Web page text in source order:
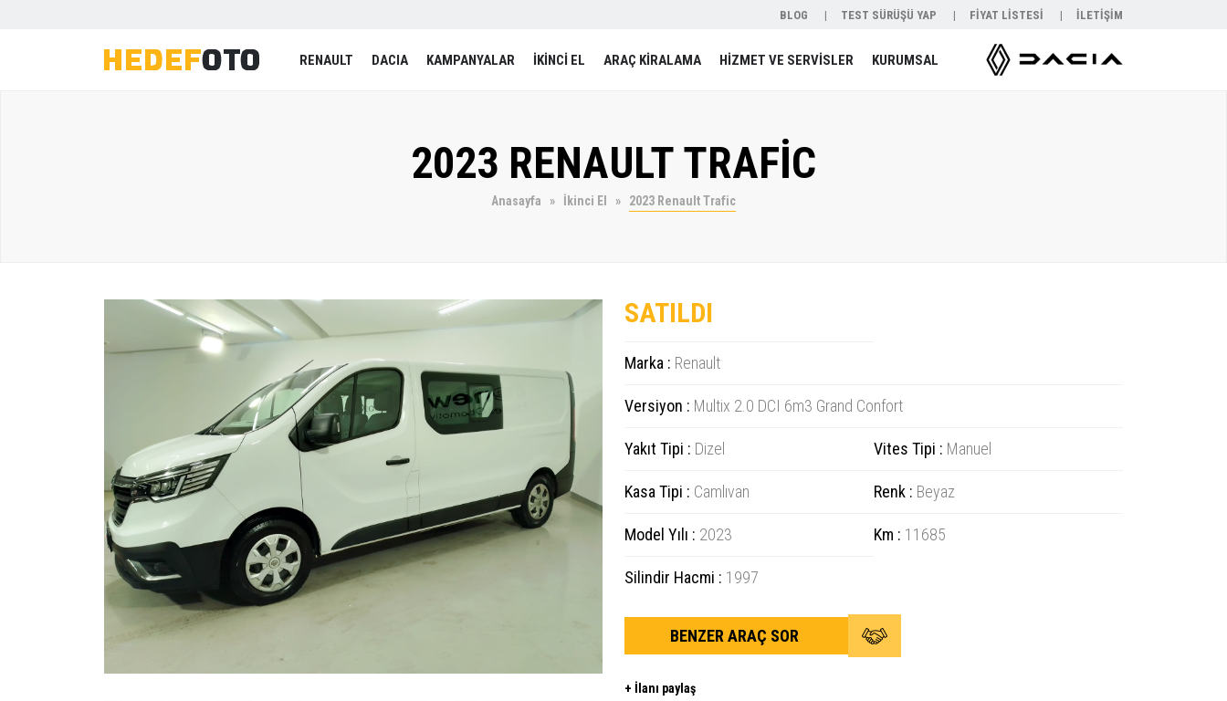
BLOG TEST SÜRÜŞÜ YAP FİYAT LİSTESİ İLETİŞİM
RENAULT DACIA KAMPANYALAR İKİNCİ EL ARAÇ KİRALAMA HİZMET VE SERVİSLER KURUMSAL
2023 RENAULT TRAFİC
Anasayfa İkinci El 2023 Renault Trafic
SATILDI
Marka : Renault
Versiyon : Multix 2.0 DCI 6m3 Grand Confort
Yakıt Tipi : Dizel Vites Tipi : Manuel
Kasa Tipi : Camlıvan Renk : Beyaz
Model Yılı : 2023 Km : 11685
Silindir Hacmi : 1997
BENZER ARAÇ SOR
+ İlanı paylaş